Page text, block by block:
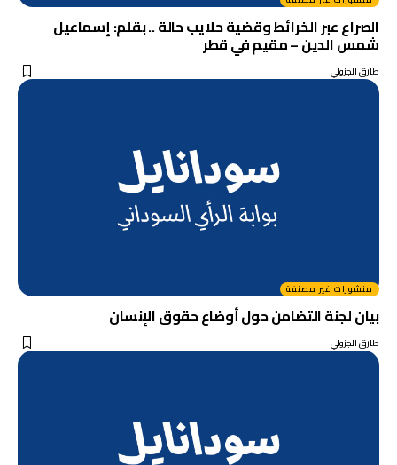
الصراع عبر الخرائط وقضية حلايب حالة .. بقلم: إسماعيل
شمس الدين – مقيم في قطر
طارق الجزولي
منشورات غير مصنفة
بيان لجنة التضامن حول أوضاع حقوق الإنسان
طارق الجزولي